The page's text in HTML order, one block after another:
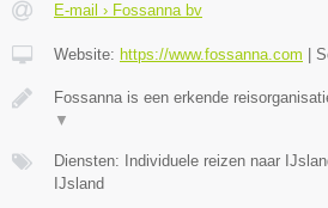
E-mail › Fossanna bv
Website: https://www.fossanna.com
Fossanna is een erkende
▼
Diensten: Individuele reizen naar
IJsland